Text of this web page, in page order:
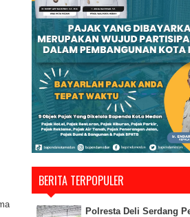
BERITA TERPOPULER
Polresta Deli Serdang